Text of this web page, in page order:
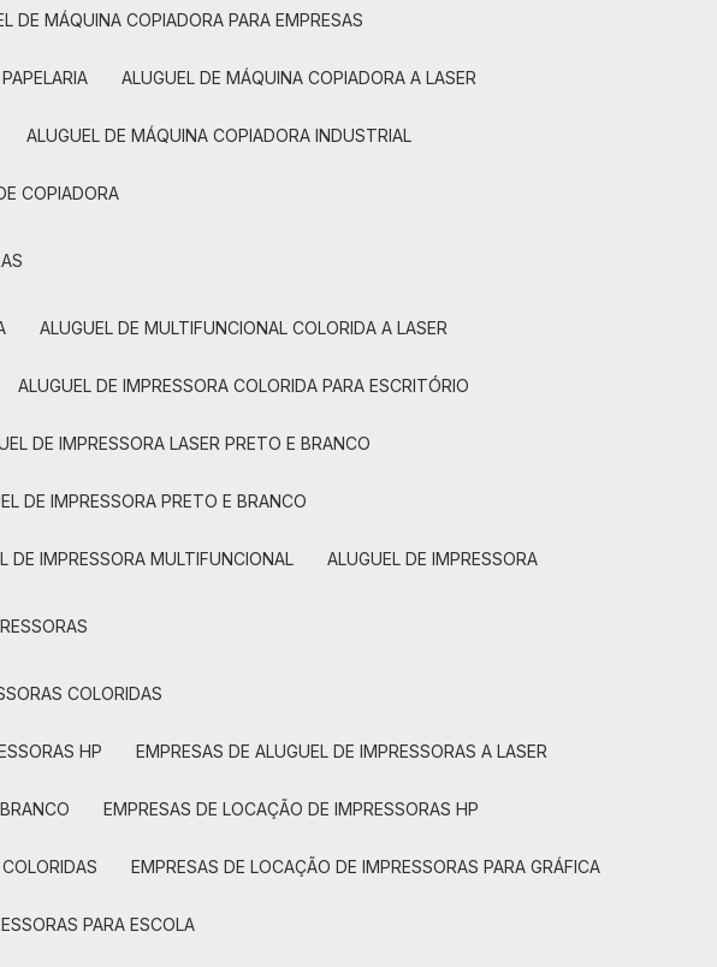
DE MÁQUINA COPIADORA PARA EMPRESAS
ALUGUEL DE MÁQUINA COPIADORA A LASER
ALUGUEL DE MÁQUINA COPIADORA INDUSTRIAL
COPIADORA
ALUGUEL DE MULTIFUNCIONAL COLORIDA A LASER
ALUGUEL DE IMPRESSORA COLORIDA PARA ESCRITÓRIO
DE IMPRESSORA LASER PRETO E BRANCO
DE IMPRESSORA PRETO E BRANCO
DE IMPRESSORA MULTIFUNCIONAL ALUGUEL DE IMPRESSORA
COLORIDAS
HP EMPRESAS DE ALUGUEL DE IMPRESSORAS A LASER
EMPRESAS DE LOCAÇÃO DE IMPRESSORAS HP
EMPRESAS DE LOCAÇÃO DE IMPRESSORAS PARA GRÁFICA
PARA ESCOLA